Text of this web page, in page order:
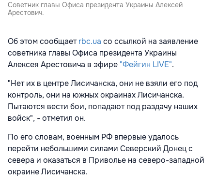
Советник главы Офиса президента Украины Алексей
Арестович.
Об этом сообщаетrbc.ua со ссылкой на заявление
советника главы Офиса президента Украины
Алексея Арестовича в эфире "Фейгин LIVE".
"Нет их в центре Лисичанска, они не взяли его под
контроль, они на южных окраинах Лисичанска.
Пытаются вести бои, попадают под раздачу наших
войск", - отметил он.
По его словам, военным РФ впервые удалось
перейти небольшими силами Северский Донец с
севера и оказаться в Приволье на северо-западной
окраине Лисичанска.